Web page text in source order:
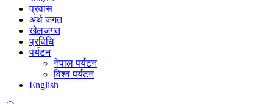
प्रवास
अर्थ जगत
खेलजगत
प्रविधि
पर्यटन
नेपाल पर्यटन
विश्व पर्यटन
English